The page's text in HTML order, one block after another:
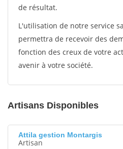
de résultat.
L'utilisation de notre service
permettra de recevoir des
fonction des creux de votre
avenir à votre société.
Artisans Disponibles
Attila gestion Montargis
Artisan